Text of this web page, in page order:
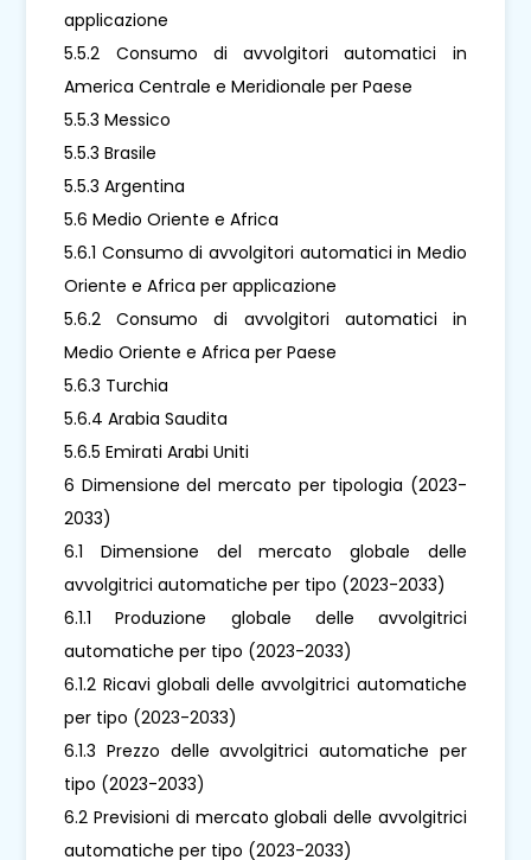
applicazione
5.5.2 Consumo di avvolgitori automatici in
America Centrale e Meridionale per Paese
5.5.3 Messico
5.5.3 Brasile
5.5.3 Argentina
5.6 Medio Oriente e Africa
5.6.1 Consumo di avvolgitori automatici in Medio
Oriente e Africa per applicazione
5.6.2 Consumo di avvolgitori automatici in
Medio Oriente e Africa per Paese
5.6.3 Turchia
5.6.4 Arabia Saudita
5.6.5 Emirati Arabi Uniti
6 Dimensione del mercato per tipologia (2023-
2033)
6.1 Dimensione del mercato globale delle
avvolgitrici automatiche per tipo (2023-2033)
6.1.1 Produzione globale delle avvolgitrici
automatiche per tipo (2023-2033)
6.1.2 Ricavi globali delle avvolgitrici automatiche
per tipo (2023-2033)
6.1.3 Prezzo delle avvolgitrici automatiche per
tipo (2023-2033)
6.2 Previsioni di mercato globali delle avvolgitrici
automatiche per tipo (2023-2033)